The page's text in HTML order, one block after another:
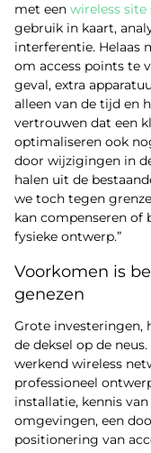
met een wireless site
gebruik in kaart,
interferentie. Helaas
om access points te
geval, extra
alleen van de tijd en
vertrouwen dat een
optimaliseren ook
door wijzigingen in
halen uit de
we toch tegen
kan compenseren of
fysieke ontwerp.”
Voorkomen is
genezen
Grote investeringen,
de deksel op de
werkend wireless
professioneel
installatie, kennis
omgevingen, een
positionering van